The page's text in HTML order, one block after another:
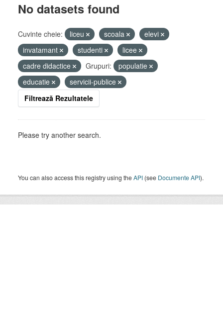
No datasets found
Cuvinte cheie: liceu scoala
elevi
invatamant
studenti
licee
cadre didactice
Grupuri:
populatie
educatie
servicii-publice
Filtrează Rezultatele
Please try another search.
You can also access this registry using theAPI (see Documente API).